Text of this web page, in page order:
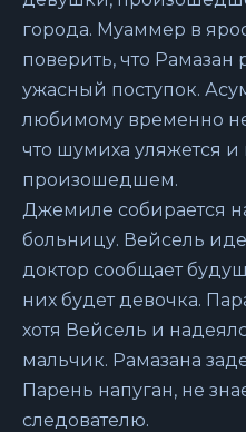
города. Муаммер в
поверить, что Рамазан
ужасный поступок.
любимому временно не
что шумиха уляжется и
произошедшем.
Джемиле собирается
больницу. Вейсель
доктор сообщает
них будет девочка.
хотя Вейсель и
мальчик. Рамазана
Парень напуган, не
следователю.